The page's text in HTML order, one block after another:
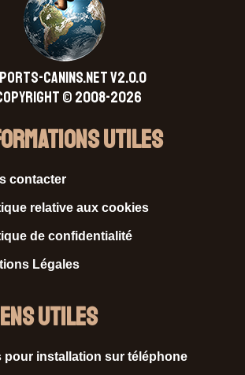
CANINS.NET V2.0.0
© 2008-2026
Utiles
contacter
relative aux cookies
de confidentialité
Légales
utiles
pour installation sur téléphone